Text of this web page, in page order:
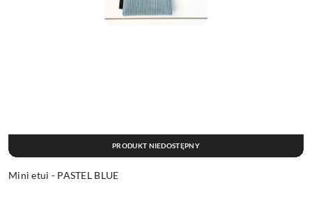
Mini etui - PASTEL BLUE
PRODUKT NIEDOSTĘPNY